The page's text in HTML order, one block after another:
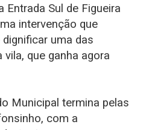
Entrada Sul de Figueira
intervenção que
uma das
que ganha agora
Municipal termina pelas
com a